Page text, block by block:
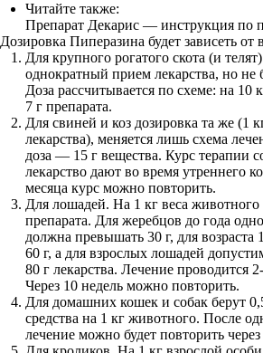
Читайте также:
Препарат Декарис — инструкция по
Дозировка Пиперазина будет зависеть от
Для крупного рогатого скота (и
однократный прием лекарства, но не
Доза рассчитывается по схеме: на 10
7 г препарата.
Для свиней и коз дозировка та же (1
лекарства), меняется лишь схема
доза — 15 г вещества. Курс терапии
лекарство дают во время утреннего
месяца курс можно повторить.
Для лошадей. На 1 кг веса животного
препарата. Для жеребцов до года
должна превышать 30 г, для возраста
60 г, а для взрослых лошадей
80 г лекарства. Лечение проводится
Через 10 недель можно повторить.
Для домашних кошек и собак берут
средства на 1 кг животного. После
лечение можно будет повторить